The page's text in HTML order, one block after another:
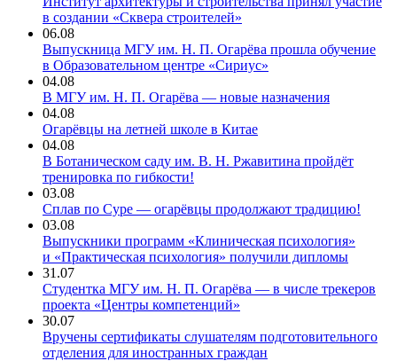
в создании «Сквера строителей»
06.08
Выпускница МГУ им. Н. П. Огарёва прошла обучение
в Образовательном центре «Сириус»
04.08
В МГУ им. Н. П. Огарёва — новые назначения
04.08
Огарёвцы на летней школе в Китае
04.08
В Ботаническом саду им. В. Н. Ржавитина пройдёт
тренировка по гибкости!
03.08
Сплав по Суре — огарёвцы продолжают традицию!
03.08
Выпускники программ «Клиническая психология»
и «Практическая психология» получили дипломы
31.07
Студентка МГУ им. Н. П. Огарёва — в числе трекеров
проекта «Центры компетенций»
30.07
Вручены сертификаты слушателям подготовительного
отделения для иностранных граждан